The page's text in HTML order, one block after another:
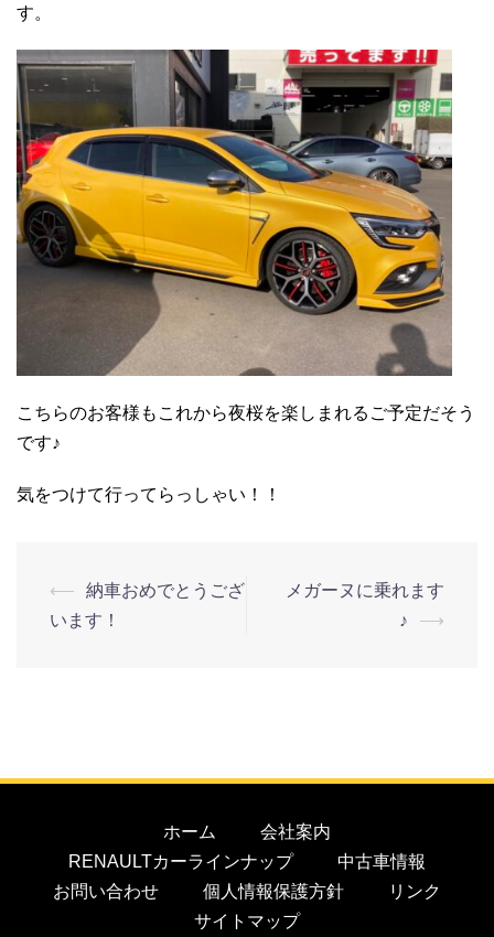
す。
こちらのお客様もこれから夜桜を楽しまれるご予定だそう
です♪
気をつけて行ってらっしゃい！！
⟵
納車おめでとうござ
います！
メガーヌに乗れます
♪
⟶
ホーム
会社案内
RENAULTカーラインナップ
中古車情報
お問い合わせ
個人情報保護方針
リンク
サイトマップ